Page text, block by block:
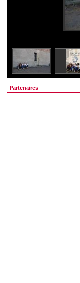
Partenaires